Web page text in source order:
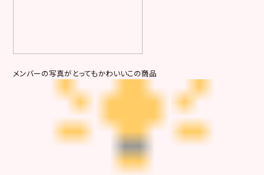
メンバーの写真がとってもかわいいこの商品